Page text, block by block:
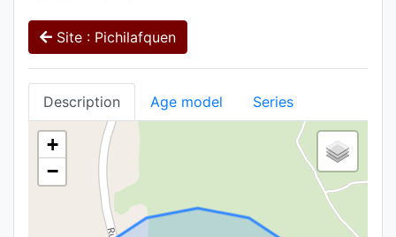
Site : Pichilafquen
Description Age model Series
+
−